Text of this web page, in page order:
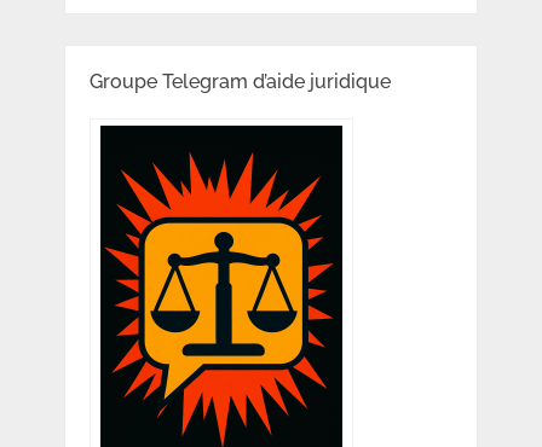
Groupe Telegram d’aide juridique